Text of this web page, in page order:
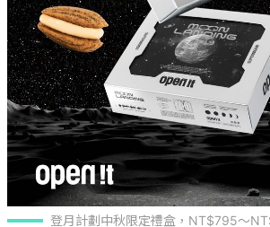
登月計劃中秋限定禮盒，NT$795～